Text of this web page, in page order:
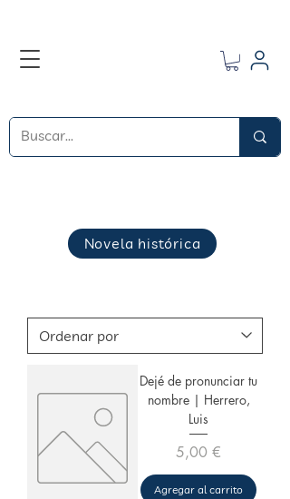
Novela histórica
Dejé de pronunciar tu
nombre | Herrero,
Luis
Precio
5,00 €
Agregar al carrito